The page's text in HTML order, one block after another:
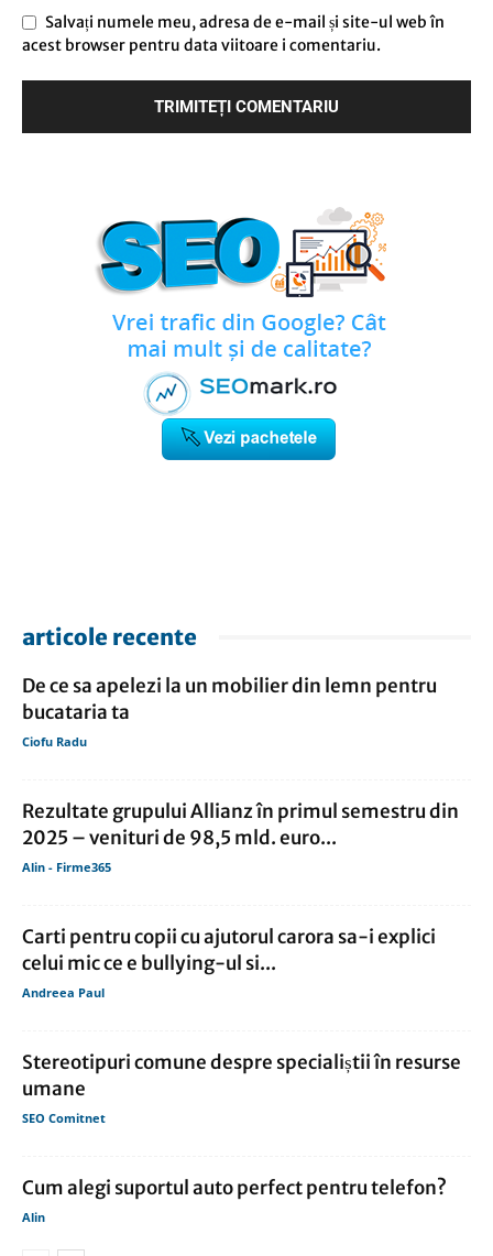
Salvați numele meu, adresa de e-mail și site-ul web în
acest browser pentru data viitoare i comentariu.
articole recente
De ce sa apelezi la un mobilier din lemn pentru
bucataria ta
Ciofu Radu
Rezultate grupului Allianz în primul semestru din
2025 – venituri de 98,5 mld. euro...
Alin - Firme365
Carti pentru copii cu ajutorul carora sa-i explici
celui mic ce e bullying-ul si...
Andreea Paul
Stereotipuri comune despre specialiștii în resurse
umane
SEO Comitnet
Cum alegi suportul auto perfect pentru telefon?
Alin